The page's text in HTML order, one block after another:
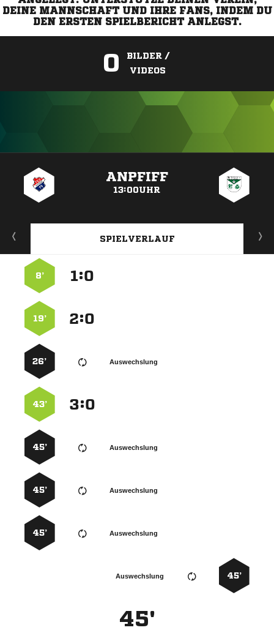
DEINE MANNSCHAFT UND IHRE FANS, INDEM DU
DEN ERSTEN SPIELBERICHT ANLEGST.
0
BILDER /
VIDEOS
ANPFIFF
13:00UHR
SPIELVERLAUF
:
8’
:
19’
Auswechslung
26’
:
43’
Auswechslung
45’
Auswechslung
45’
Auswechslung
45’
45’
Auswechslung
45'